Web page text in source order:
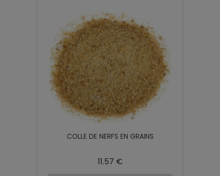
COLLE DE NERFS EN GRAINS
11.57 €